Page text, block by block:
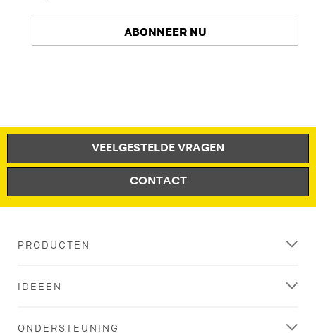
ABONNEER NU
een
mail
link.
deze
uw
An
has
while
submitting.
again
VEELGESTELDE VRAGEN
CONTACT
PRODUCTEN
IDEEËN
ONDERSTEUNING